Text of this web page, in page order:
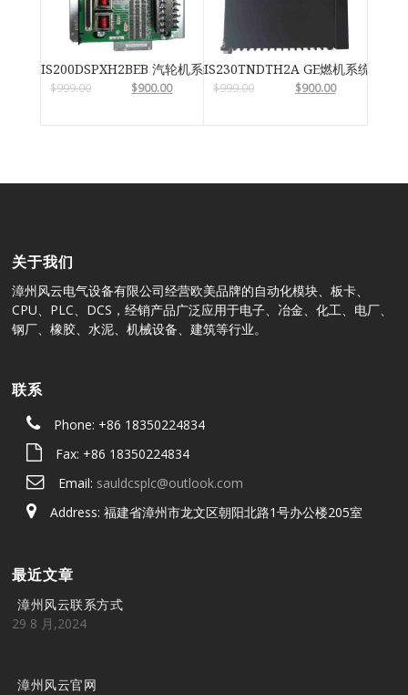
IS200DSPXH2BEB 汽轮机系统卡件
$999.00 $900.00
IS230TNDTH2A GE燃机系统
$999.00 $900.00
关于我们
漳州风云电气设备有限公司经营欧美品牌的自动化模块、板卡、
CPU、PLC、DCS，经销产品广泛应用于电子、冶金、化工、电厂、
钢厂、橡胶、水泥、机械设备、建筑等行业。
联系
Phone: +86 18350224834
Fax: +86 18350224834
Email: sauldcsplc@outlook.com
Address: 福建省漳州市龙文区朝阳北路1号办公楼205室
最近文章
漳州风云联系方式
29 8 月,2024
漳州风云官网